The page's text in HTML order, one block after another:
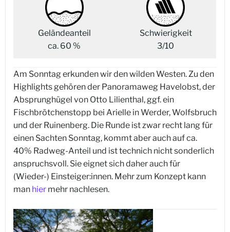
Geländeanteil
ca. 60 %
Schwierigkeit
3/10
Am Sonntag erkunden wir den wilden Westen. Zu den
Highlights gehören der Panoramaweg Havelobst, der
Absprunghügel von Otto Lilienthal, ggf. ein
Fischbrötchenstopp bei Arielle in Werder, Wolfsbruch
und der Ruinenberg. Die Runde ist zwar recht lang für
einen Sachten Sonntag, kommt aber auch auf ca.
40% Radweg-Anteil und ist technich nicht sonderlich
anspruchsvoll. Sie eignet sich daher auch für
(Wieder-) Einsteiger:innen. Mehr zum Konzept kann
man hier mehr nachlesen.